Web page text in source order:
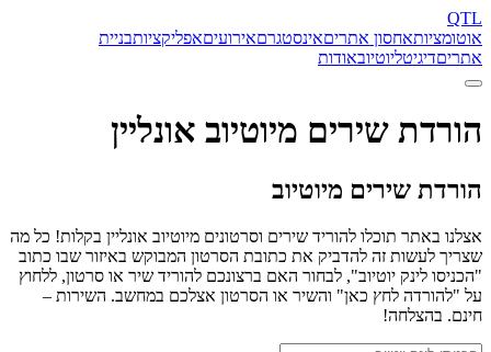
QTL
אוטומציותאחסון אתריםאינסטגרםאירועיםאפליקציותבניית
אתריםדיגיטליוטיובאודות
הורדת שירים מיוטיוב אונליין
הורדת שירים מיוטיוב
אצלנו באתר תוכלו להוריד שירים וסרטונים מיוטיוב אונליין בקלות! כל מה
שצריך לעשות זה להדביק את כתובת הסרטון המבוקש באיזור שבו כתוב
"הכניסו לינק יוטיוב", לבחור האם ברצונכם להוריד שיר או סרטון, ללחוץ
על "להורדה לחץ כאן" והשיר או הסרטון אצלכם במחשב. השירות –
חינם. בהצלחה!